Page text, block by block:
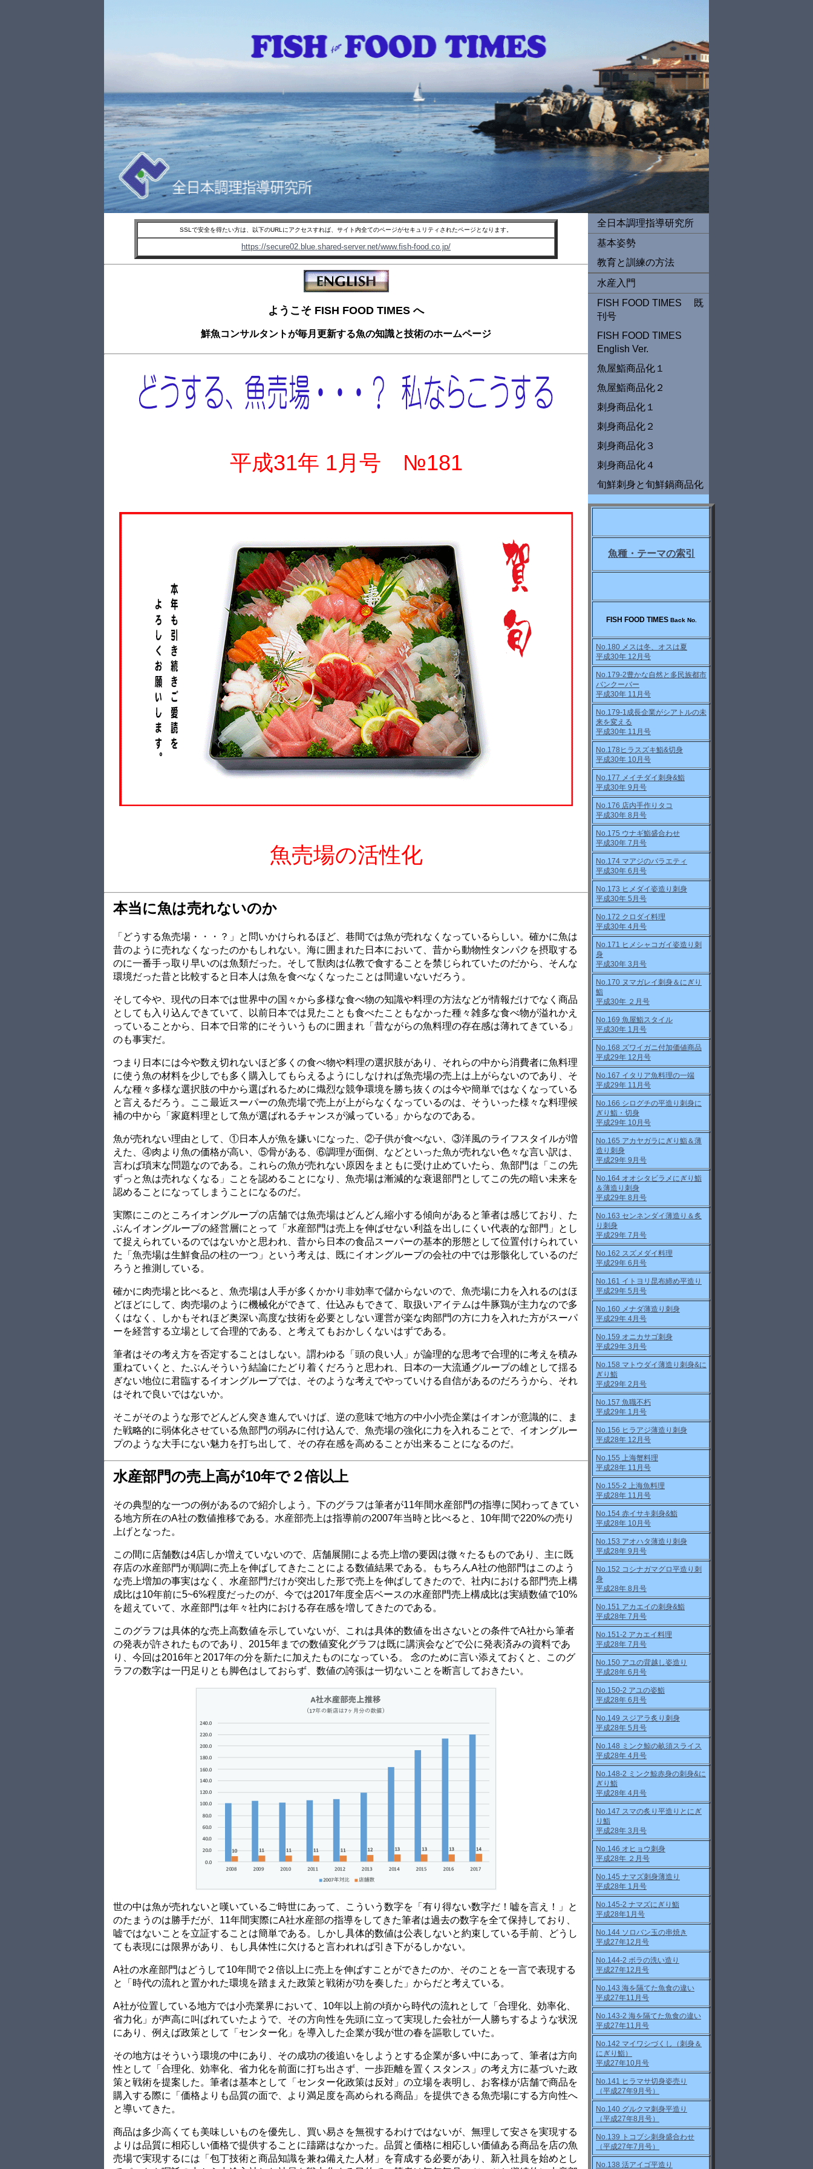
全日本調理指導研究所
基本姿勢
教育と訓練の方法
水産入門
FISH FOOD TIMES 既
刊号
FISH FOOD TIMES
English Ver.
魚屋鮨商品化１
魚屋鮨商品化２
刺身商品化１
刺身商品化２
刺身商品化３
刺身商品化４
旬鮮刺身と旬鮮鍋商品化
魚種・テーマの索引
FISH FOOD TIMES Back No.
No.180 メスは冬、オスは夏
平成30年 12月号
No.179-2豊かな自然と多民族都市
バンクーバー
平成30年 11月号
No.179-1成長企業がシアトルの未
来を変える
平成30年 11月号
No.178ヒラスズキ鮨&切身
平成30年 10月号
No.177 メイチダイ刺身&鮨
平成30年 9月号
No.176 店内手作りタコ
平成30年 8月号
No.175 ウナギ鮨盛合わせ
平成30年 7月号
No.174 マアジのバラエティ
平成30年 6月号
No.173 ヒメダイ姿造り刺身
平成30年 5月号
No.172 クロダイ料理
平成30年 4月号
No.171 ヒメシャコガイ姿造り刺
身
平成30年 3月号
No.170 ヌマガレイ刺身＆にぎり
鮨
平成30年 ２月号
No.169 魚屋鮨スタイル
平成30年 1月号
No.168 ズワイガニ付加価値商品
平成29年 12月号
No.167 イタリア魚料理の一端
平成29年 11月号
No.166 シログチの平造り刺身に
ぎり鮨・切身
平成29年 10月号
No.165 アカヤガラにぎり鮨＆薄
造り刺身
平成29年 9月号
No.164 オオシタビラメにぎり鮨
＆薄造り刺身
平成29年 8月号
No.163 センネンダイ薄造り＆炙
り刺身
平成29年 7月号
No.162 スズメダイ料理
平成29年 6月号
No.161 イトヨリ昆布締め平造り
平成29年 5月号
No.160 メナダ薄造り刺身
平成29年 4月号
No.159 オニカサゴ刺身
平成29年 3月号
No.158 マトウダイ薄造り刺身&に
ぎり鮨
平成29年 2月号
No.157 魚職不朽
平成29年 1月号
No.156 ヒラアジ薄造り刺身
平成28年 12月号
No.155 上海蟹料理
平成28年 11月号
No.155-2 上海魚料理
平成28年 11月号
No.154 赤イサキ刺身&鮨
平成28年 10月号
No.153 アオハタ薄造り刺身
平成28年 9月号
No.152 コシナガマグロ平造り刺
身
平成28年 8月号
No.151 アカエイの刺身&鮨
平成28年 7月号
No.151-2 アカエイ料理
平成28年 7月号
No.150 アユの背越し姿造り
平成28年 6月号
No.150-2 アユの姿鮨
平成28年 6月号
No.149 スジアラ炙り刺身
平成28年 5月号
No.148 ミンク鯨の畝須スライス
平成28年 4月号
No.148-2 ミンク鯨赤身の刺身&に
ぎり鮨
平成28年 4月号
No.147 スマの炙り平造りとにぎ
り鮨
平成28年 3月号
No.146 オヒョウ刺身
平成28年 ２月号
No.145 ナマズ刺身薄造り
平成28年 1月号
No.145-2 ナマズにぎり鮨
平成28年1月号
No.144 ソロバン玉の串焼き
平成27年12月号
No.144-2 ボラの洗い造り
平成27年12月号
No.143 海を隔てた魚食の違い
平成27年11月号
No.143-2 海を隔てた魚食の違い
平成27年11月号
No.142 マイワシづくし（刺身＆
にぎり鮨）
平成27年10月号
No.141 ヒラマサ切身姿売り
（平成27年9月号）
No.140 グルクマ刺身平造り
（平成27年8月号）
No.139 トコブシ刺身盛合わせ
（平成27年7月号）
No.138 活アイゴ平造り
SSLで安全を得たい方は、以下のURLにアクセスすれば、サイト内全てのページがセキュリティされたページとなります。
https://secure02.blue.shared-server.net/www.fish-food.co.jp/
ようこそ FISH FOOD TIMES へ
鮮魚コンサルタントが毎月更新する魚の知識と技術のホームページ
平成31年 1月号 №181
魚売場の活性化
本当に魚は売れないのか
「どうする魚売場・・・？」と問いかけられるほど、巷間では魚が売れなくなっているらしい。確かに魚は
昔のように売れなくなったのかもしれない。海に囲まれた日本において、昔から動物性タンパクを摂取する
のに一番手っ取り早いのは魚類だった。そして獣肉は仏教で食することを禁じられていたのだから、そんな
環境だった昔と比較すると日本人は魚を食べなくなったことは間違いないだろう。
そして今や、現代の日本では世界中の国々から多様な食べ物の知識や料理の方法などが情報だけでなく商品
としても入り込んできていて、以前日本では見たことも食べたこともなかった種々雑多な食べ物が溢れかえ
っていることから、日本で日常的にそういうものに囲まれ「昔ながらの魚料理の存在感は薄れてきている」
のも事実だ。
つまり日本には今や数え切れないほど多くの食べ物や料理の選択肢があり、それらの中から消費者に魚料理
に使う魚の材料を少しでも多く購入してもらえるようにしなければ魚売場の売上は上がらないのであり、そ
んな種々多様な選択肢の中から選ばれるために熾烈な競争環境を勝ち抜くのは今や簡単ではなくなっている
と言えるだろう。ここ最近スーパーの魚売場で売上が上がらなくなっているのは、そういった様々な料理候
補の中から「家庭料理として魚が選ばれるチャンスが減っている」からなのである。
魚が売れない理由として、①日本人が魚を嫌いになった、②子供が食べない、③洋風のライフスタイルが増
えた、④肉より魚の価格が高い、⑤骨がある、⑥調理が面倒、などといった魚が売れない色々な言い訳は、
言わば瑣末な問題なのである。これらの魚が売れない原因をまともに受け止めていたら、魚部門は「この先
ずっと魚は売れなくなる」ことを認めることになり、魚売場は漸減的な衰退部門としてこの先の暗い未来を
認めることになってしまうことになるのだ。
実際にこのところイオングループの店舗では魚売場はどんどん縮小する傾向があると筆者は感じており、た
ぶんイオングループの経営層にとって「水産部門は売上を伸ばせない利益を出しにくい代表的な部門」とし
て捉えられているのではないかと思われ、昔から日本の食品スーパーの基本的形態として位置付けられてい
た「魚売場は生鮮食品の柱の一つ」という考えは、既にイオングループの会社の中では形骸化しているのだ
ろうと推測している。
確かに肉売場と比べると、魚売場は人手が多くかかり非効率で儲からないので、魚売場に力を入れるのはほ
どほどにして、肉売場のように機械化ができて、仕込みもできて、取扱いアイテムは牛豚鶏が主力なので多
くはなく、しかもそれほど奥深い高度な技術を必要としない運営が楽な肉部門の方に力を入れた方がスーパ
ーを経営する立場として合理的である、と考えてもおかしくないはずである。
筆者はその考え方を否定することはしない。謂わゆる「頭の良い人」が論理的な思考で合理的に考えを積み
重ねていくと、たぶんそういう結論にたどり着くだろうと思われ、日本の一大流通グループの雄として揺る
ぎない地位に君臨するイオングループでは、そのような考えでやっていける自信があるのだろうから、それ
はそれで良いではないか。
そこがそのような形でどんどん突き進んでいけば、逆の意味で地方の中小小売企業はイオンが意識的に、ま
た戦略的に弱体化させている魚部門の弱みに付け込んで、魚売場の強化に力を入れることで、イオングルー
プのような大手にない魅力を打ち出して、その存在感を高めることが出来ることになるのだ。
水産部門の売上高が10年で２倍以上
その典型的な一つの例があるので紹介しよう。下のグラフは筆者が11年間水産部門の指導に関わってきてい
る地方所在のA社の数値推移である。水産部売上は指導前の2007年当時と比べると、10年間で220%の売り
上げとなった。
この間に店舗数は4店しか増えていないので、店舗展開による売上増の要因は微々たるものであり、主に既
存店の水産部門が順調に売上を伸ばしてきたことによる数値結果である。もちろんA社の他部門はこのよう
な売上増加の事実はなく、水産部門だけが突出した形で売上を伸ばしてきたので、社内における部門売上構
成比は10年前に5~6%程度だったのが、今では2017年度全店ベースの水産部門売上構成比は実績数値で10%
を超えていて、水産部門は年々社内における存在感を増してきたのである。
このグラフは具体的な売上高数値を示していないが、これは具体的数値を出さないとの条件でA社から筆者
の発表が許されたものであり、2015年までの数値変化グラフは既に講演会などで公に発表済みの資料であ
り、今回は2016年と2017年の分を新たに加えたものになっている。 念のために言い添えておくと、このグ
ラフの数字は一円足りとも脚色はしておらず、数値の誇張は一切ないことを断言しておきたい。
世の中は魚が売れないと嘆いているご時世にあって、こういう数字を「有り得ない数字だ！嘘を言え！」と
のたまうのは勝手だが、11年間実際にA社水産部の指導をしてきた筆者は過去の数字を全て保持しており、
嘘ではないことを立証することは簡単である。しかし具体的数値は公表しないと約束している手前、どうし
ても表現には限界があり、もし具体性に欠けると言われれば引き下がるしかない。
A社の水産部門はどうして10年間で２倍以上に売上を伸ばすことができたのか、そのことを一言で表現する
と「時代の流れと置かれた環境を踏まえた政策と戦術が功を奏した」からだと考えている。
A社が位置している地方では小売業界において、10年以上前の頃から時代の流れとして「合理化、効率化、
省力化」が声高に叫ばれていたようで、その方向性を先頭に立って実現した会社が一人勝ちするような状況
にあり、例えば政策として「センター化」を導入した企業が我が世の春を謳歌していた。
その地方はそういう環境の中にあり、その成功の後追いをしようとする企業が多い中にあって、筆者は方向
性として「合理化、効率化、省力化を前面に打ち出さず、一歩距離を置くスタンス」の考え方に基づいた政
策と戦術を提案した。筆者は基本として「センター化政策は反対」の立場を表明し、お客様が店舗で商品を
購入する際に「価格よりも品質の面で、より満足度を高められる商品」を提供できる魚売場にする方向性へ
と導いてきた。
商品は多少高くても美味しいものを優先し、買い易さを無視するわけではないが、無理して安さを実現する
よりは品質に相応しい価格で提供することに躊躇はなかった。品質と価格に相応しい価値ある商品を店の魚
売場で実現するには「包丁技術と商品知識を兼ね備えた人材」を育成する必要があり、新入社員を始めとし